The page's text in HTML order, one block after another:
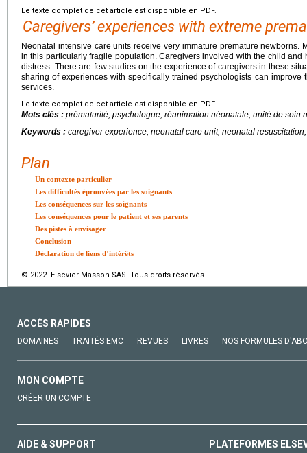
Le texte complet de cet article est disponible en PDF.
Caregivers’ experiences with extreme
Neonatal intensive care units receive very immature premature newborns.
in this particularly fragile population. Caregivers involved with the child and
distress. There are few studies on the experience of caregivers in these
sharing of experiences with specifically trained psychologists can
services.
Le texte complet de cet article est disponible en PDF.
Mots clés : prématurité, psychologue, réanimation néonatale, unité de soin
Keywords : caregiver experience, neonatal care unit, neonatal
Plan
Un contexte particulier
Les difficultés éprouvées par les soignants
Les conséquences sur les soignants
Les conséquences pour le patient et ses parents
Des pistes à envisager
Conclusion
Déclaration de liens d’intérêts
© 2022 Elsevier Masson SAS. Tous droits réservés.
ACCÈS RAPIDES
DOMAINES TRAITÉS EMC REVUES LIVRES NOS FORMULES
MON COMPTE
CRÉER UN COMPTE
AIDE & SUPPORT PLATEFORMES